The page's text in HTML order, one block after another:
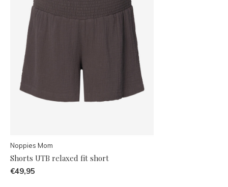
Noppies Mom
Shorts UTB relaxed fit short
€49,95